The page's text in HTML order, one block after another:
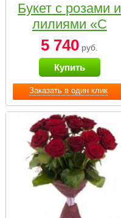
Заказать в один клик
Букет с розами и
лилиями «С
наилучшими
пожеланиями»
5 740 руб.
Купить